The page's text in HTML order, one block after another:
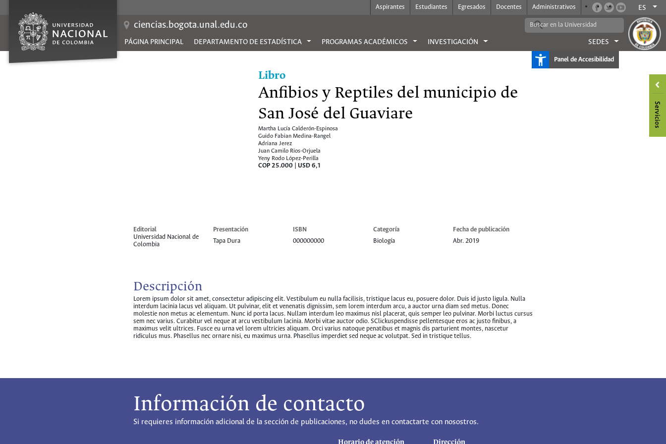
contenido
Aspirantes Estudiantes Egresados Docentes Administrativos ES
ciencias.bogota.unal.edu.co
PÁGINA PRINCIPAL DEPARTAMENTO DE ESTADÍSTICA PROGRAMAS ACADÉMICOS INVESTIGACIÓN SEDES
Panel de Accesibilidad
Libro
Anfibios y Reptiles del municipio de
San José del Guaviare
Martha Lucía Calderón-Espinosa
Guido Fabian Medina-Rangel
Adriana Jerez
Juan Camilo Rios-Orjuela
Yeny Rodo López-Perilla
COP 25.000 | USD 6,1
Editorial Presentación ISBN Categoría
Fecha de publicación
Universidad Nacional de
Colombia
Tapa Dura 000000000 Biología Abr. 2019
Descripción
Lorem ipsum dolor sit amet, consectetur adipiscing elit. Vestibulum eu nulla facilisis, tristique lacus eu, posuere dolor. Duis id justo ligula. Nulla
interdum lacinia lacus vel aliquam. Ut pulvinar, elit et venenatis dignissim, sem lorem interdum arcu, a auctor urna diam sed metus. Donec
molestie non metus ac elementum. Nunc id porta lacus. Nullam interdum leo maximus nisl placerat, quis semper leo pulvinar. Morbi luctus cursus
sem nec varius. Curabitur vel neque at arcu vestibulum lacinia. Morbi vitae auctor odio. SClickuspendisse pellentesque eros ac justo finibus, a
maximus velit ultrices. Fusce eu urna vel lorem ultricies aliquam. Orci varius natoque penatibus et magnis dis parturient montes, nascetur
ridiculus mus. Phasellus nec ornare nisi, eu maximus urna. Phasellus imperdiet sed neque ac volutpat. Sed in tristique tellus.
Información de contacto
Si requieres información adicional de la sección de publicaciones, no dudes en contactarte con nosostros.
Horario de atención Dirección